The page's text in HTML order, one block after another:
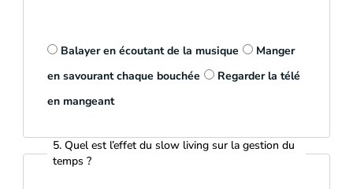
Balayer en écoutant de la musique
Manger
en savourant chaque bouchée
Regarder la télé
en mangeant
5. Quel est l’effet du slow living sur la gestion du
temps ?